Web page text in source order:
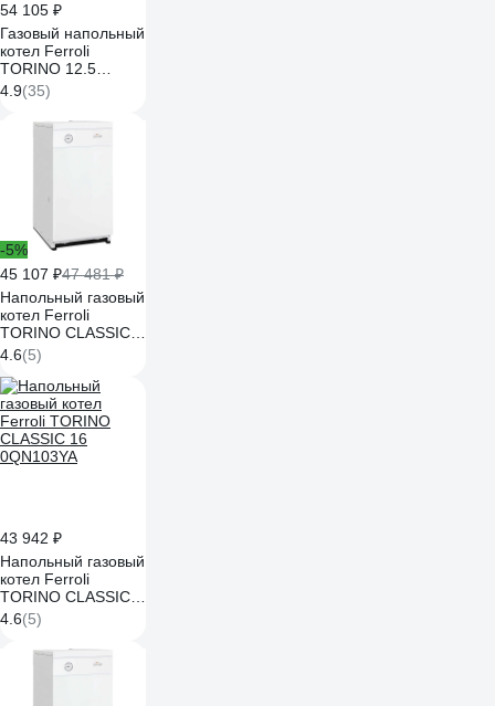
54 105 ₽
Газовый напольный
котел Ferroli
TORINO 12.5
0QN006YA
4.9(35)
-5%
45 107 ₽47 481 ₽
Напольный газовый
котел Ferroli
TORINO CLASSIC
20 0QN104YA
4.6(5)
43 942 ₽
Напольный газовый
котел Ferroli
TORINO CLASSIC
16 0QN103YA
4.6(5)